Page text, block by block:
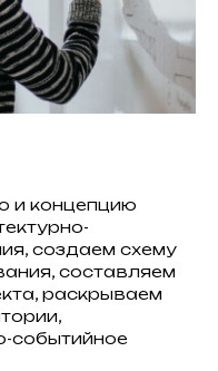
и концепцию
создаем схему
составляем
раскрываем
событийное